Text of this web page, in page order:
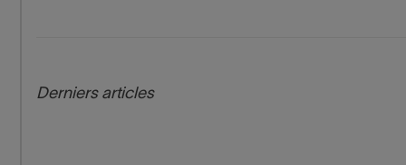
Derniers articles